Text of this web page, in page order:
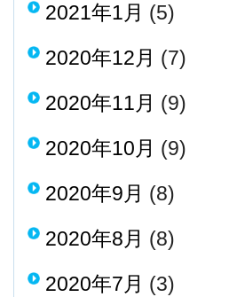
2021年1月 (5)
2020年12月 (7)
2020年11月 (9)
2020年10月 (9)
2020年9月 (8)
2020年8月 (8)
2020年7月 (3)